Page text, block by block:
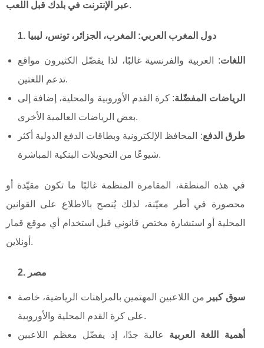
عبر الإنترنت في بلدك قبل اللعب.
1. دول المغرب العربي: المغرب، الجزائر، تونس، ليبيا
اللغات: العربية والفرنسية غالبًا، لذا يفضّل الكثيرون مواقع
تدعم اللغتين.
الرياضات المفضّلة: كرة القدم الأوروبية والمحلية، إضافة إلى
بعض الرياضات العالمية الأخرى.
طرق الدفع: المحافظ الإلكترونية وبطاقات الدفع الدولية أكثر
شيوعًا من التحويلات البنكية المباشرة.
في هذه المنطقة، المقامرة المنظمة غالبًا ما تكون مقيّدة أو
محصورة في أطر معيّنة، لذلك يُنصح بالاطلاع على القوانين
المحلية أو استشارة مختص قانوني قبل استخدام أي موقع قمار
أونلاين.
2. مصر
سوق كبير من اللاعبين المهتمين بالمراهنات الرياضية، خاصة
على كرة القدم المحلية والأوروبية.
أهمية اللغة العربية عالية جدًا، إذ يفضّل معظم اللاعبين